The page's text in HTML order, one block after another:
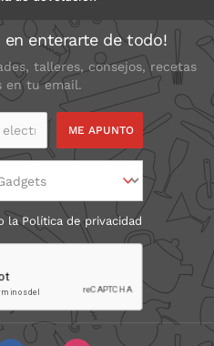
en enterarte de todo!
talleres, consejos, recetas
en tu email.
laPolítica de privacidad